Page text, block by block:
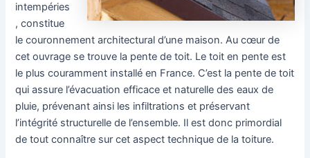
intempéries
, constitue
le couronnement architectural d’une maison. Au cœur de
cet ouvrage se trouve la pente de toit. Le toit en pente est
le plus couramment installé en France. C’est la pente de toit
qui assure l’évacuation efficace et naturelle des eaux de
pluie, prévenant ainsi les infiltrations et préservant
l’intégrité structurelle de l’ensemble. Il est donc primordial
de tout connaître sur cet aspect technique de la toiture.